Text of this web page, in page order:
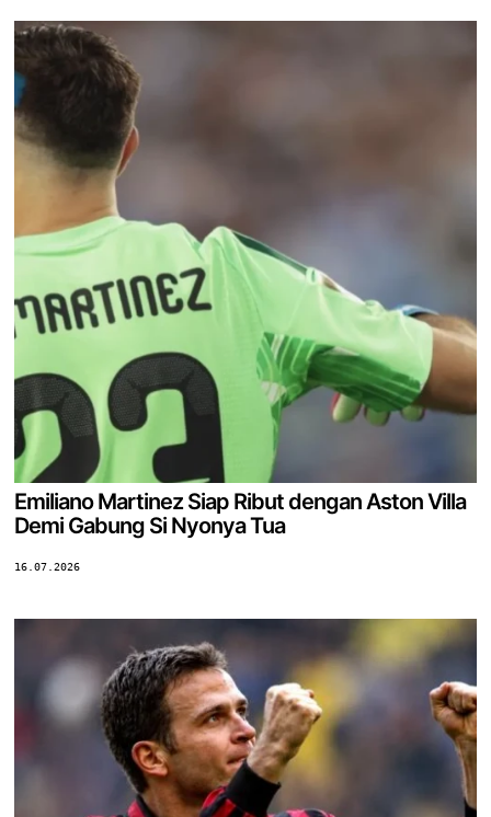
Emiliano Martinez Siap Ribut dengan Aston Villa
Demi Gabung Si Nyonya Tua
16.07.2026